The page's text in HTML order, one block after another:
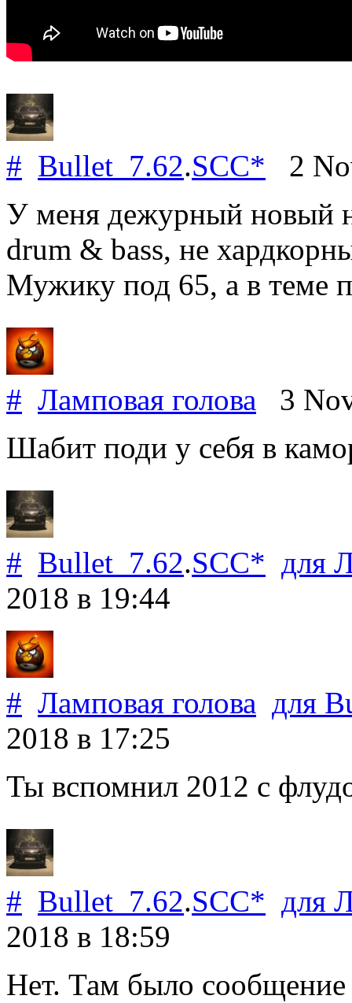
# Bullet_7.62.SCC* 2
У меня дежурный новый
drum & bass, не
Мужику под 65, а в теме
# Ламповая голова 3
Шабит поди у себя в
# Bullet_7.62.SCC* для
2018 в 19:44
# Ламповая голова для
2018 в 17:25
Ты вспомнил 2012 с
# Bullet_7.62.SCC* для
2018 в 18:59
Нет. Там было сообщение